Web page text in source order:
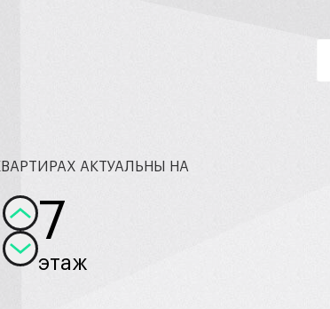
АКТУАЛЬНЫ НА
7
этаж